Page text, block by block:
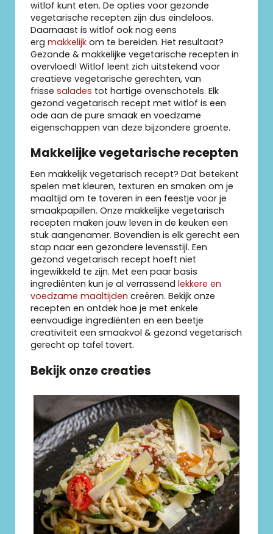
witlof kunt eten. De opties voor gezonde
vegetarische recepten zijn dus eindeloos.
Daarnaast is witlof ook nog eens
erg makkelijk om te bereiden. Het resultaat?
Gezonde & makkelijke vegetarische recepten in
overvloed! Witlof leent zich uitstekend voor
creatieve vegetarische gerechten, van
frisse salades tot hartige ovenschotels. Elk
gezond vegetarisch recept met witlof is een
ode aan de pure smaak en voedzame
eigenschappen van deze bijzondere groente.
Makkelijke vegetarische recepten
Een makkelijk vegetarisch recept? Dat betekent
spelen met kleuren, texturen en smaken om je
maaltijd om te toveren in een feestje voor je
smaakpapillen. Onze makkelijke vegetarisch
recepten maken jouw leven in de keuken een
stuk aangenamer. Bovendien is elk gerecht een
stap naar een gezondere levensstijl. Een
gezond vegetarisch recept hoeft niet
ingewikkeld te zijn. Met een paar basis
ingrediënten kun je al verrassend lekkere en
voedzame maaltijden creëren. Bekijk onze
recepten en ontdek hoe je met enkele
eenvoudige ingrediënten en een beetje
creativiteit een smaakvol & gezond vegetarisch
gerecht op tafel tovert.
Bekijk onze creaties